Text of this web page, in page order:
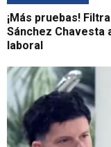
¡Más pruebas!
Sánchez Chavesta
laboral